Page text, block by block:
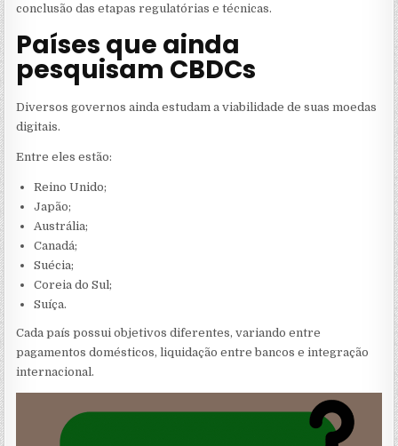
conclusão das etapas regulatórias e técnicas.
Países que ainda
pesquisam CBDCs
Diversos governos ainda estudam a viabilidade de suas moedas
digitais.
Entre eles estão:
Reino Unido;
Japão;
Austrália;
Canadá;
Suécia;
Coreia do Sul;
Suíça.
Cada país possui objetivos diferentes, variando entre
pagamentos domésticos, liquidação entre bancos e integração
internacional.